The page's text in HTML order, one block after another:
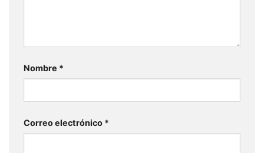
Nombre *
Correo electrónico *